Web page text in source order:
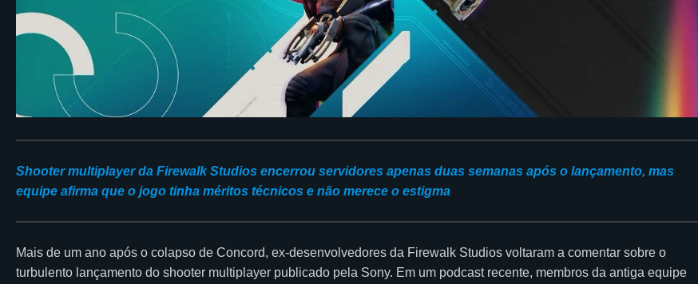
Shooter multiplayer da Firewalk Studios encerrou servidores apenas duas semanas após o lançamento, mas
equipe afirma que o jogo tinha méritos técnicos e não merece o estigma
Mais de um ano após o colapso de Concord, ex-desenvolvedores da Firewalk Studios voltaram a comentar sobre o
turbulento lançamento do shooter multiplayer publicado pela Sony. Em um podcast recente, membros da antiga equipe